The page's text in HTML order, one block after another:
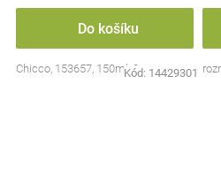
Do košíku
Chicco, 153657, 150ml, 0m+
Kód: 14429301